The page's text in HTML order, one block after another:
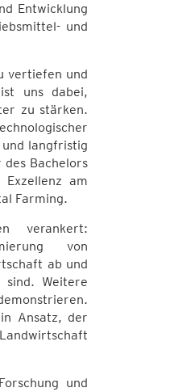
Entwicklung
und
vertiefen und
uns dabei,
zu stärken.
langfristig
Bachelors
am
Farming.
verankert:
von
ab und
Weitere
Ansatz, der
und